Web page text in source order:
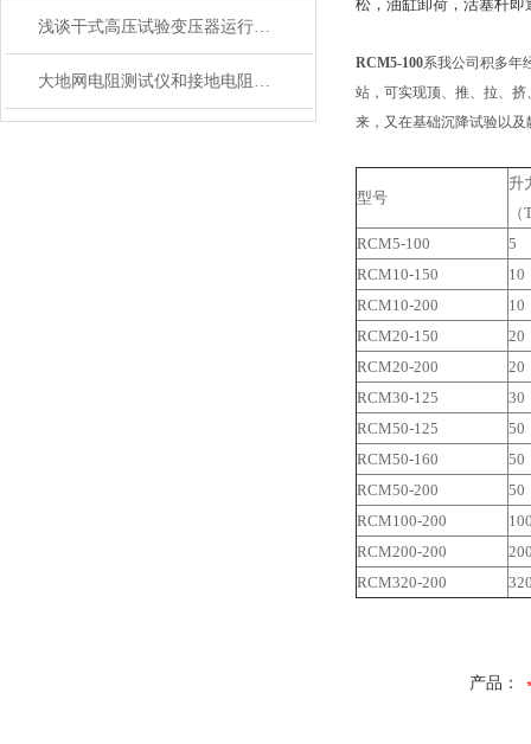
浅谈干式高压试验变压器运行前试验项目
大地网电阻测试仪和接地电阻测试仪的区别，如何选?
松，油缸卸荷，活塞杆
RCM5-100系我公司积多年
站，可实现顶、推、拉、
来，又在基础沉降试验以
型号
升
RCM5-100
5
RCM10-150
10
RCM10-200
10
RCM20-150
20
RCM20-200
20
RCM30-125
30
RCM50-125
50
RCM50-160
50
RCM50-200
50
RCM100-200
RCM200-200
RCM320-200
产品：